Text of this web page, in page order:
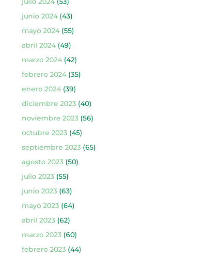
junio 2024(43)
mayo 2024(55)
abril 2024(49)
marzo 2024(42)
febrero 2024(35)
enero 2024(39)
diciembre 2023(40)
noviembre 2023(56)
octubre 2023(45)
septiembre 2023(65)
agosto 2023(50)
julio 2023(55)
junio 2023(63)
mayo 2023(64)
abril 2023(62)
marzo 2023(60)
febrero 2023(44)